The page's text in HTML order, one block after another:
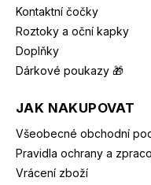
Kontaktní čočky
Roztoky a oční kapky
Doplňky
Dárkové poukazy 🎁
JAK NAKUPOVAT
Všeobecné obchodní
Pravidla ochrany a
Vrácení zboží